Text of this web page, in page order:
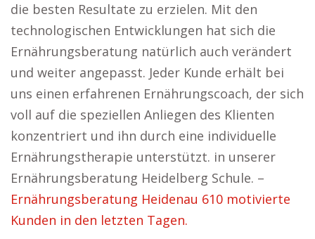
die besten Resultate zu erzielen. Mit den
technologischen Entwicklungen hat sich die
Ernährungsberatung natürlich auch verändert
und weiter angepasst. Jeder Kunde erhält bei
uns einen erfahrenen Ernährungscoach, der sich
voll auf die speziellen Anliegen des Klienten
konzentriert und ihn durch eine individuelle
Ernährungstherapie unterstützt. in unserer
Ernährungsberatung Heidelberg Schule. –
Ernährungsberatung Heidenau 610 motivierte
Kunden in den letzten Tagen.